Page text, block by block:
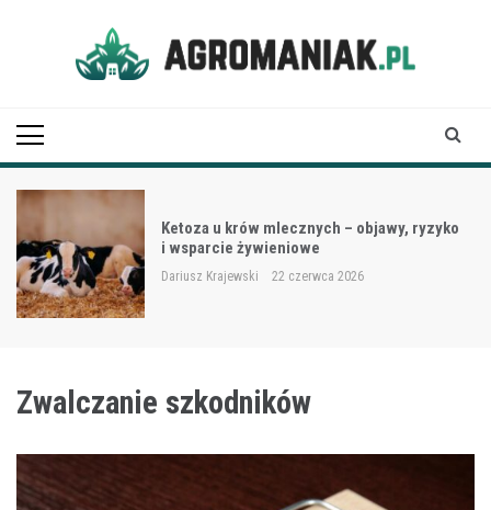
Ketoza u krów mlecznych – objawy, ryzyko
i wsparcie żywieniowe
Dariusz Krajewski 22 czerwca 2026
Zwalczanie szkodników